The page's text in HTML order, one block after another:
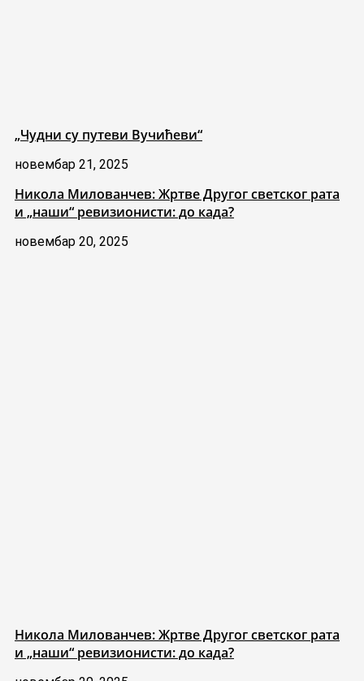
„Чудни су путеви Вучићеви“
новембар 21, 2025
Никола Милованчев: Жртве Другог светског рата
и „наши“ ревизионисти: до када?
новембар 20, 2025
Никола Милованчев: Жртве Другог светског рата
и „наши“ ревизионисти: до када?